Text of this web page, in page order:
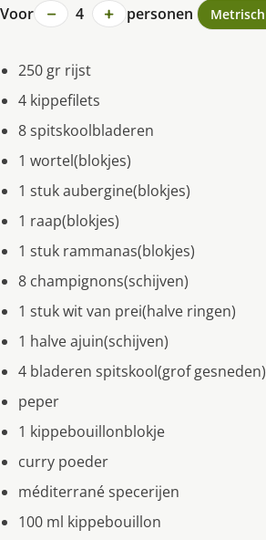
Voor − 4 + personen Metrisch
250 gr rijst
4 kippefilets
8 spitskoolbladeren
1 wortel(blokjes)
1 stuk aubergine(blokjes)
1 raap(blokjes)
1 stuk rammanas(blokjes)
8 champignons(schijven)
1 stuk wit van prei(halve ringen)
1 halve ajuin(schijven)
4 bladeren spitskool(grof gesneden)
peper
1 kippebouillonblokje
curry poeder
méditerrané specerijen
100 ml kippebouillon